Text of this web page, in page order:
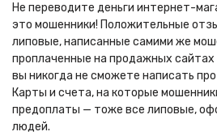
Не переводите деньги интернет-
это мошенники! Положительные
липовые, написанные самими же
проплаченные на продажных
вы никогда не сможете написать
Карты и счета, на которые
предоплаты — тоже все липовые,
людей.